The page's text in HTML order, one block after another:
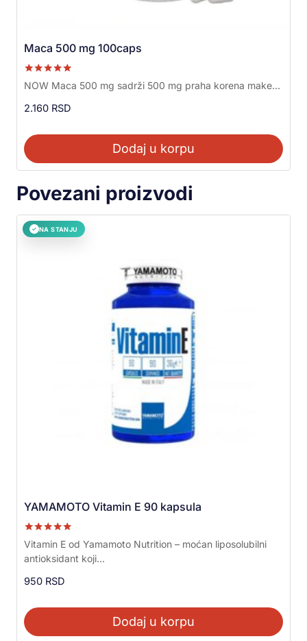
Maca 500 mg 100caps
Ocenjeno sa
5.00
NOW Maca 500 mg sadrži 500 mg praha korena make...
2.160 RSD
Dodaj u korpu
Povezani proizvodi
✓ NA STANJU
YAMAMOTO Vitamin E 90 kapsula
Ocenjeno sa
5.00
od 5
Vitamin E od Yamamoto Nutrition – moćan liposolubilni
antioksidant koji...
950 RSD
Dodaj u korpu